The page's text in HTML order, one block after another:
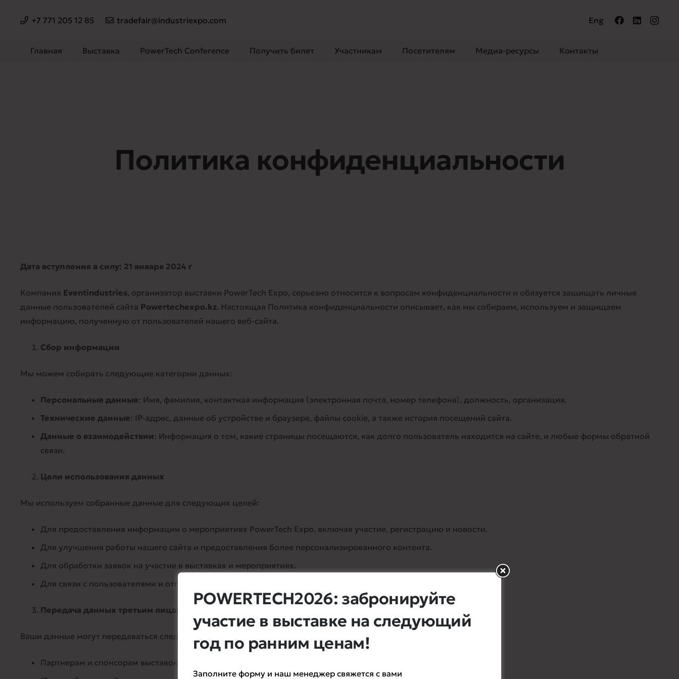
+7 771 205 12 85 tradefair@industriexpo.com Eng
Главная Выставка PowerTech Conference Получить билет Участникам Посетителям Медиа-ресурсы Контакты
Политика конфиденциальности
Дата вступления в силу: 21 января 2024 г
Компания Eventindustries, организатор выставки PowerTech Expo, серьезно относится к вопросам конфиденциальности и обязуется защищать личные
данные пользователей сайта Powertechexpo.kz. Настоящая Политика конфиденциальности описывает, как мы собираем, используем и защищаем
информацию, полученную от пользователей нашего веб-сайта.
Сбор информации
Мы можем собирать следующие категории данных:
Персональные данные: Имя, фамилия, контактная информация (электронная почта, номер телефона), должность, организация.
Технические данные: IP-адрес, данные об устройстве и браузере, файлы cookie, а также история посещений сайта.
Данные о взаимодействии: Информация о том, какие страницы посещаются, как долго пользователь находится на сайте, и любые формы обратной
связи.
Цели использования данных
Мы используем собранные данные для следующих целей:
Для предоставления информации о мероприятиях PowerTech Expo, включая участие, регистрацию и новости.
Для улучшения работы нашего сайта и предоставления более персонализированного контента.
Для обработки заявок на участие в выставках и мероприятиях.
Для связи с пользователями и отправки информационных рассылок, если пользователь дал согласие.
Передача данных третьим лицам
Ваши данные могут передаваться следующим категориям получателей:
Партнерам и спонсорам выставок для предоставления релевантной информации и материалов.
POWERTECH2026: забронируйте
участие в выставке на следующий
год по ранним ценам!
Заполните форму и наш менеджер свяжется с вами